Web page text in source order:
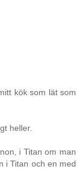
kök som lät som
heller.
i Titan om man
i Titan och en med